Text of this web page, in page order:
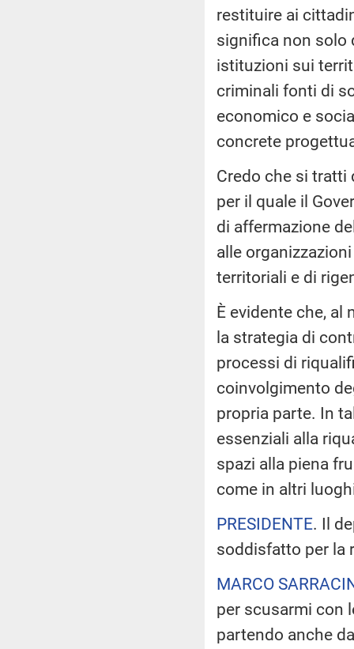
restituire ai
significa non solo
istituzioni sui
criminali fonti di
economico e
concrete
Credo che si tratti
per il quale il
di affermazione
alle
territoriali e di
È evidente che,
la strategia di
processi di
coinvolgimento
propria parte. In
essenziali alla
spazi alla piena
come in altri
PRESIDENTE. Il
soddisfatto per la
MARCO
per scusarmi con
partendo anche